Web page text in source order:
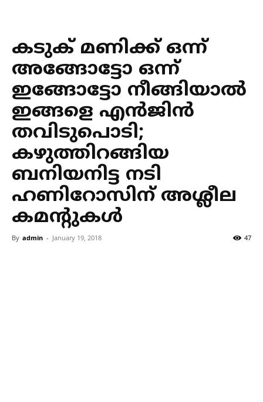
കടുക് മണിക്ക് ഒന്ന്
അങ്ങോട്ടോ ഒന്ന്
ഇങ്ങോട്ടോ നീങ്ങിയാല്‍
ഇങ്ങളെ എന്‍ജിന്‍
തവിടുപൊടി;
കഴുത്തിറങ്ങിയ
ബനിയനിട്ട നടി
ഹണിറോസിന് അശ്ലീല
കമന്റുകള്‍
By admin - January 19, 2018 47